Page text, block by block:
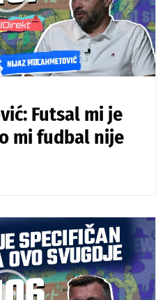
Futsal mi je
mi fudbal nije